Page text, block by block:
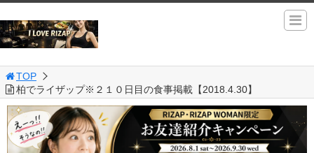
TOP
柏でライザップ※２１０日目の食事掲載【2018.4.30】